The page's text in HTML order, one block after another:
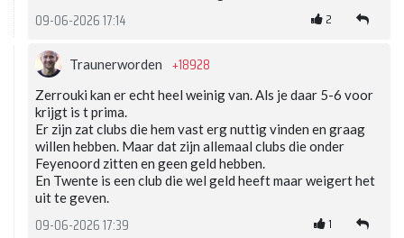
09-06-2026 17:14 2
Traunerworden +18928
Zerrouki kan er echt heel weinig van. Als je daar 5-6 voor
krijgt is t prima.
Er zijn zat clubs die hem vast erg nuttig vinden en graag
willen hebben. Maar dat zijn allemaal clubs die onder
Feyenoord zitten en geen geld hebben.
En Twente is een club die wel geld heeft maar weigert het
uit te geven.
09-06-2026 17:39 1